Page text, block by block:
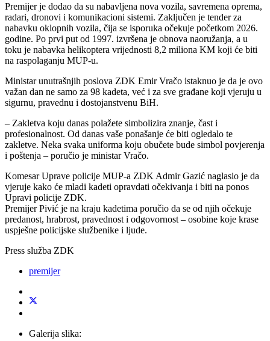
Premijer je dodao da su nabavljena nova vozila, savremena oprema,
radari, dronovi i komunikacioni sistemi. Zaključen je tender za
nabavku oklopnih vozila, čija se isporuka očekuje početkom 2026.
godine. Po prvi put od 1997. izvršena je obnova naoružanja, a u
toku je nabavka helikoptera vrijednosti 8,2 miliona KM koji će biti
na raspolaganju MUP-u.
Ministar unutrašnjih poslova ZDK Emir Vračo istaknuo je da je ovo
važan dan ne samo za 98 kadeta, već i za sve građane koji vjeruju u
sigurnu, pravednu i dostojanstvenu BiH.
– Zakletva koju danas polažete simbolizira znanje, čast i
profesionalnost. Od danas vaše ponašanje će biti ogledalo te
zakletve. Neka svaka uniforma koju obučete bude simbol povjerenja
i poštenja – poručio je ministar Vračo.
Komesar Uprave policije MUP-a ZDK Admir Gazić naglasio je da
vjeruje kako će mladi kadeti opravdati očekivanja i biti na ponos
Upravi policije ZDK.
Premijer Pivić je na kraju kadetima poručio da se od njih očekuje
predanost, hrabrost, pravednost i odgovornost – osobine koje krase
uspješne policijske službenike i ljude.
Press služba ZDK
premijer
Galerija slika: